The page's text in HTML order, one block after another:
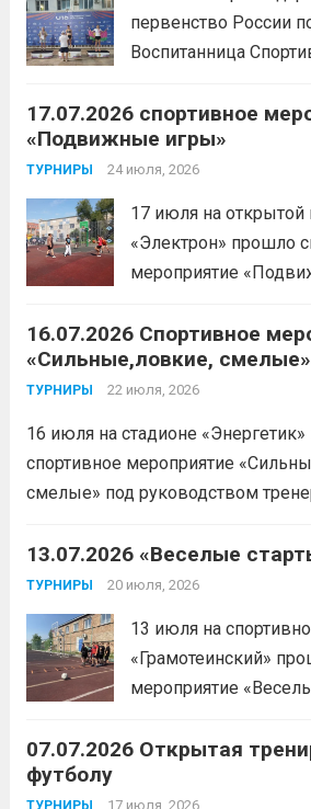
воспринимается как
избранных,
физической мощи.
первенство России
Воспитанница
заняла 1 место на
результатом 10.01,78.
спортсменку тренер-
дальше
17.07.2026 спортивное
«Подвижные игры»
ТУРНИРЫ 24 июля, 2026
17 июля на
«Электрон» прошло
мероприятие
16.07.2026 Спортивное
«Сильные,ловкие, смелые»
ТУРНИРЫ 22 июля, 2026
16 июля на стадионе
спортивное мероприятие
смелые» под руководством
Сергеевича. Участники
скоростные качества, силовую
координацию.
13.07.2026 «Веселые
ТУРНИРЫ 20 июля, 2026
13 июля на
«Грамотеинский»
мероприятие
шайбой».Несмотря на
07.07.2026 Открытая
футболу
ТУРНИРЫ 17 июля, 2026